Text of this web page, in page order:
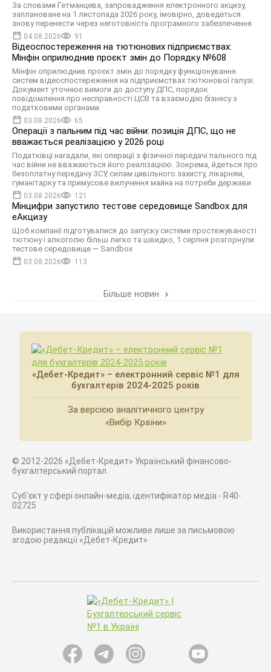
За словами Гетманцева, запровадження електронного акцизу,
заплановане на 1 листопада 2026 року, імовірно, доведеться
знову перенести через неготовність програмного забезпечення
04.08.2026 91
Відеоспостереження на тютюнових підприємствах:
Мінфін оприлюднив проєкт змін до Порядку №608
Мінфін оприлюднив проєкт змін до порядку функціонування
систем відеоспостереження на підприємствах тютюнової галузі.
Документ уточнює вимоги до доступу ДПС, порядок
повідомлення про несправності ЦСВ та взаємодію бізнесу з
податковими органами
03.08.2026 65
Операції з пальним під час війни: позиція ДПС, що не
вважається реалізацією у 2026 році
Податківці нагадали, які операції з фізичної передачі пального під
час війни не вважаються його реалізацією. Зокрема, йдеться про
безоплатну передачу ЗСУ, силам цивільного захисту, лікарням,
гуманітарку та примусове вилучення майна на потреби держави
03.08.2026 121
Мінцифри запустило тестове середовище Sandbox для
еАкцизу
Щоб компанії підготувалися до запуску системи простежуваності
тютюну і алкоголю більш легко та швидко, 1 серпня розгорнули
тестове середовище — Sandbox
03.08.2026 113
Більше новин
«Дебет-Кредит» – електронний сервіс №1 для
бухгалтерів 2024-2025 років
За версією аналітичного центру
«Вибір Країни»
© 2012-2026 «Дебет-Кредит» Український фінансово-
бухгалтерський портал.
Суб'єкт у сфері онлайн-медіа; ідентифікатор медіа - R40-
02725
Використання публікацій можливе лише за письмовою
згодою редакції «Дебет-Кредит»